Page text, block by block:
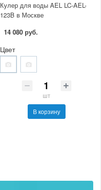
Кулер для воды AEL LC-AEL-
123B в Москве
14 080 руб.
Цвет
шт
В корзину